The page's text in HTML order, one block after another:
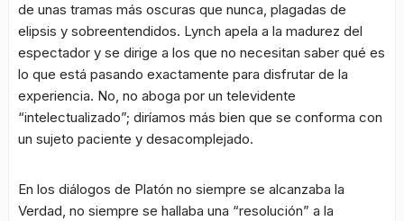
de unas tramas más oscuras que nunca, plagadas de
elipsis y sobreentendidos. Lynch apela a la madurez del
espectador y se dirige a los que no necesitan saber qué es
lo que está pasando exactamente para disfrutar de la
experiencia. No, no aboga por un televidente
“intelectualizado”; diríamos más bien que se conforma con
un sujeto paciente y desacomplejado.
En los diálogos de Platón no siempre se alcanzaba la
Verdad, no siempre se hallaba una “resolución” a la